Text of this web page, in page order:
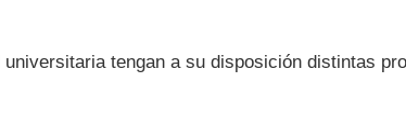
tengan a su disposición distintas